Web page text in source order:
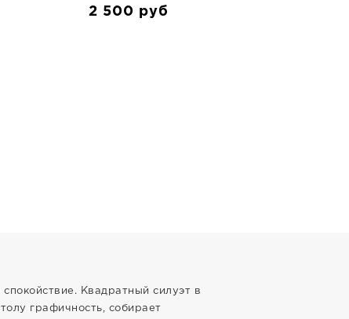
2 500 руб
Квадратный силуэт в
графичность, собирает